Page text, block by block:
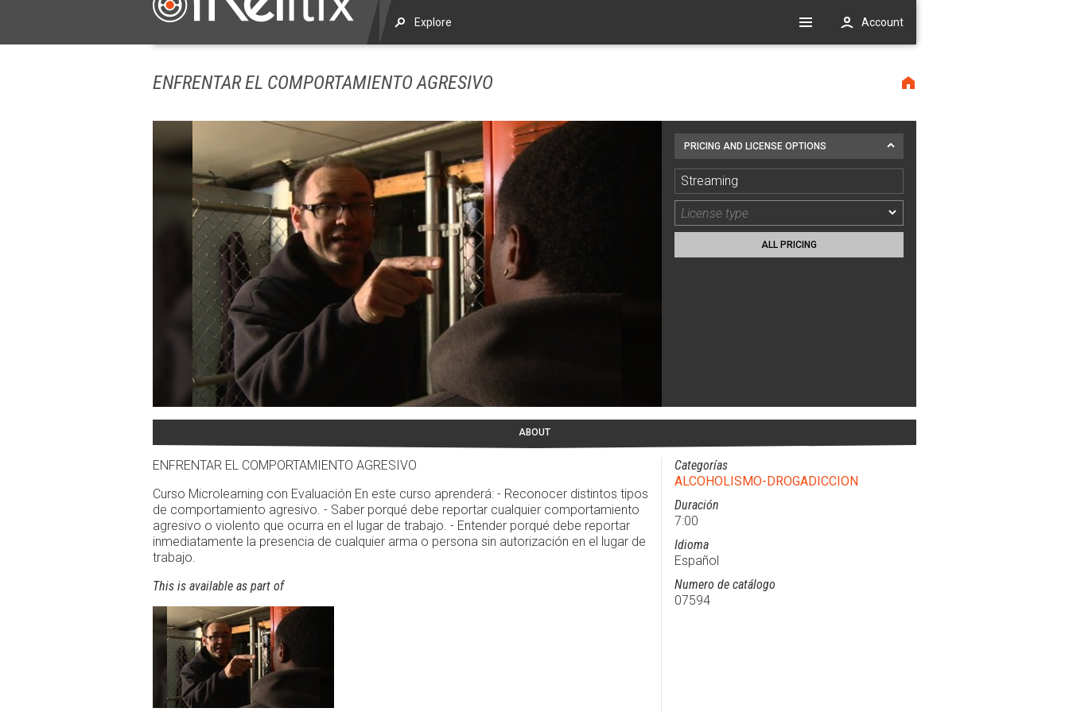
ENFRENTAR EL COMPORTAMIENTO AGRESIVO
PRICING AND LICENSE OPTIONS
Streaming
ALL PRICING
ABOUT
ENFRENTAR EL COMPORTAMIENTO AGRESIVO
Curso Microlearning con Evaluación En este curso aprenderá: - Reconocer distintos tipos
de comportamiento agresivo. - Saber porqué debe reportar cualquier comportamiento
agresivo o violento que ocurra en el lugar de trabajo. - Entender porqué debe reportar
inmediatamente la presencia de cualquier arma o persona sin autorización en el lugar de
trabajo.
This is available as part of
Categorías
ALCOHOLISMO-DROGADICCION
Duración
7:00
Idioma
Español
Numero de catálogo
07594
Explore Account